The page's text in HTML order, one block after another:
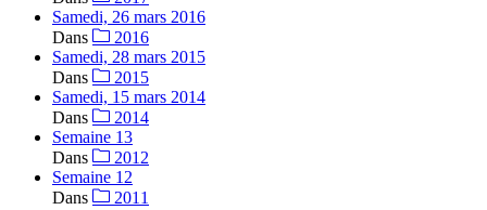
Samedi, 26 mars 2016
Dans
2016
Samedi, 28 mars 2015
Dans
2015
Samedi, 15 mars 2014
Dans
2014
Semaine 13
Dans
2012
Semaine 12
Dans
2011